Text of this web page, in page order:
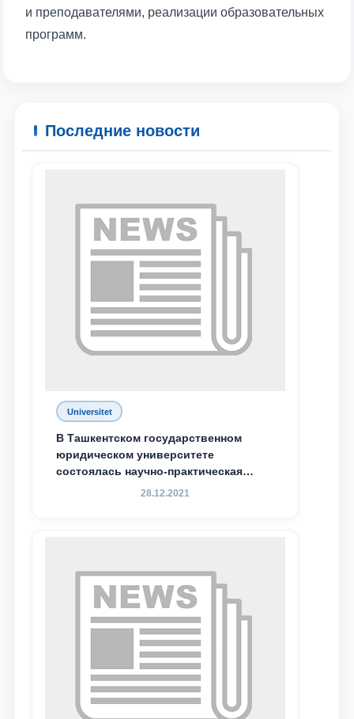
отправить
и преподавателями, реализации образовательных
программ.
Последние новости
Universitet
В Ташкентском государственном
юридическом университете
состоялась научно-практическая
конференция магистрантов
28.12.2021